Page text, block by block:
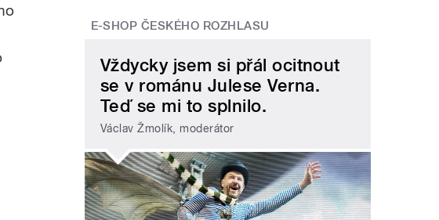
E-SHOP ČESKÉHO ROZHLASU
Vždycky jsem si přál ocitnout
se v románu Julese Verna.
Teď se mi to splnilo.
Václav Žmolík, moderátor